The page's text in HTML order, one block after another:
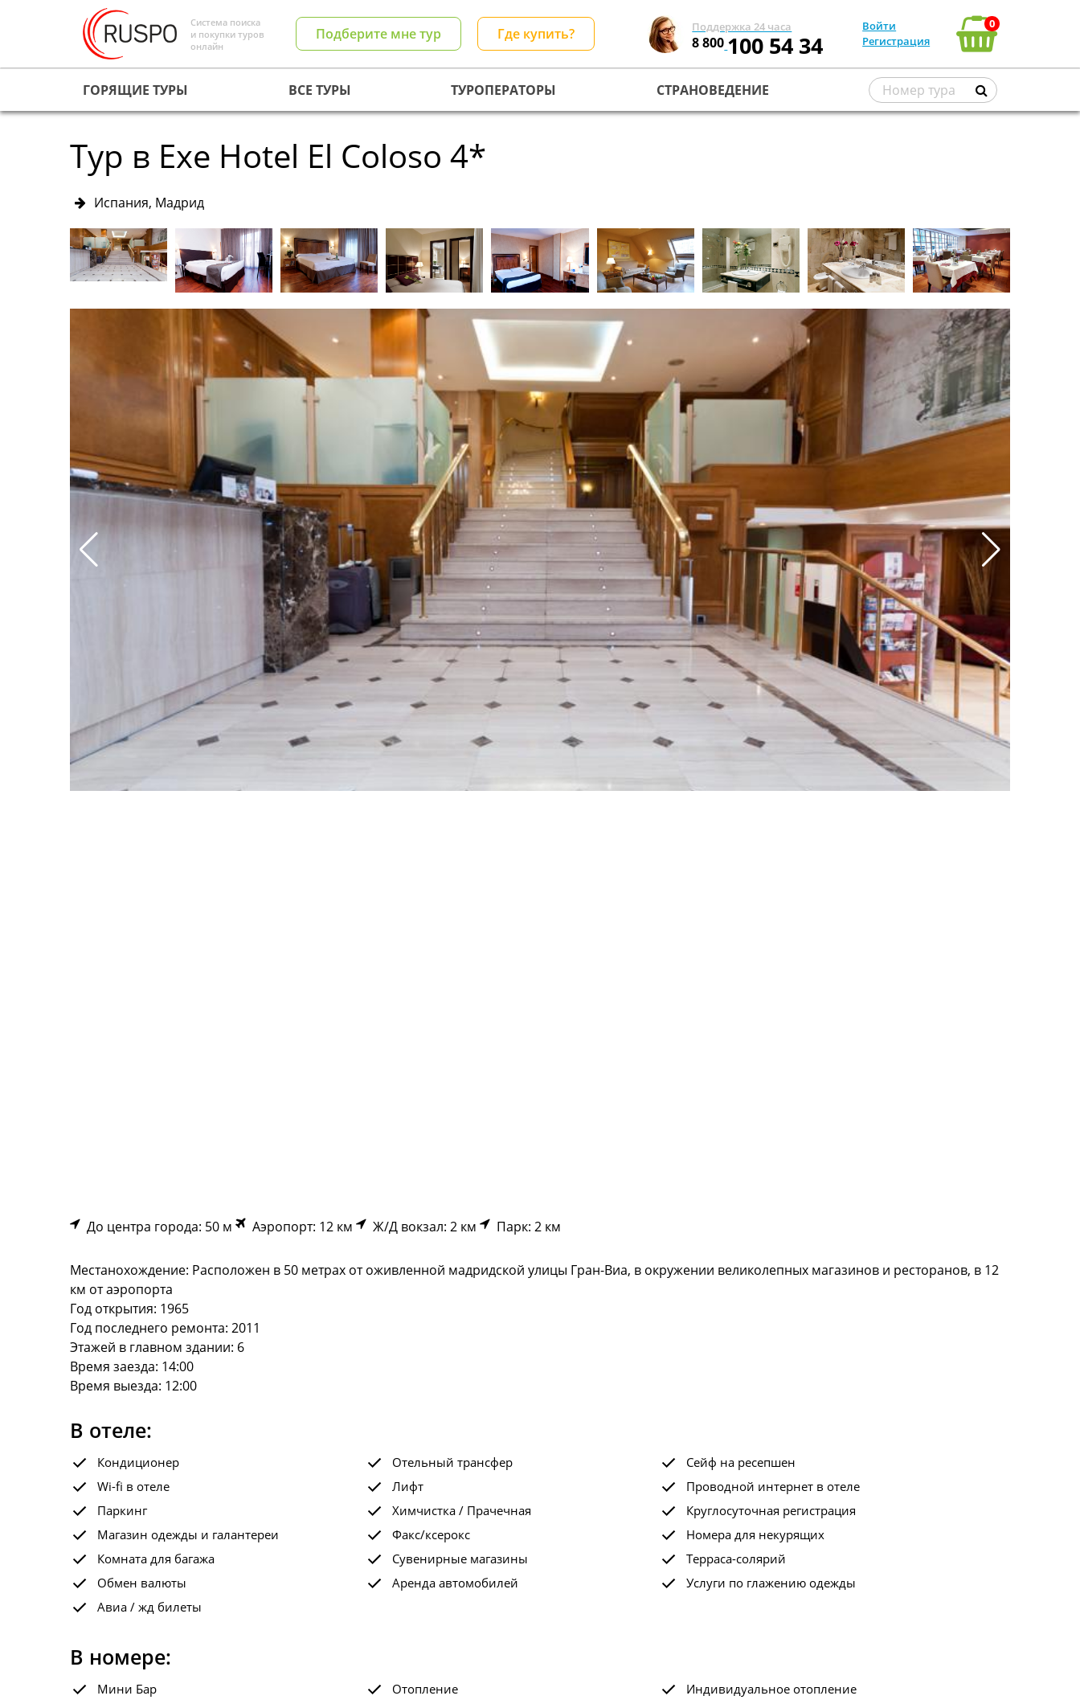
Система поиска
и покупки туров
онлайн
Подберите мне тур Где купить? Поддержка 24 часа
8 800100 54 34
Войти
Регистрация
0
ГОРЯЩИЕ ТУРЫ ВСЕ ТУРЫ ТУРОПЕРАТОРЫ СТРАНОВЕДЕНИЕ
Тур в Exe Hotel El Coloso 4*
Испания, Мадрид
До центра города: 50 м Аэропорт: 12 км Ж/Д вокзал: 2 км Парк: 2 км
Местанохождение: Расположен в 50 метрах от оживленной мадридской улицы Гран-Виа, в окружении великолепных магазинов и ресторанов, в 12
км от аэропорта
Год открытия: 1965
Год последнего ремонта: 2011
Этажей в главном здании: 6
Время заезда: 14:00
Время выезда: 12:00
В отеле:
Кондиционер Отельный трансфер
Сейф на ресепшен
Wi-fi в отеле
Лифт
Проводной интернет в отеле
Паркинг
Химчистка / Прачечная
Круглосуточная регистрация
Магазин одежды и галантереи
Факс/ксерокс
Номера для некурящих
Комната для багажа
Сувенирные магазины
Терраса-солярий
Обмен валюты
Аренда автомобилей
Услуги по глажению одежды
Авиа / жд билеты
В номере:
Мини Бар Отопление
Индивидуальное отопление